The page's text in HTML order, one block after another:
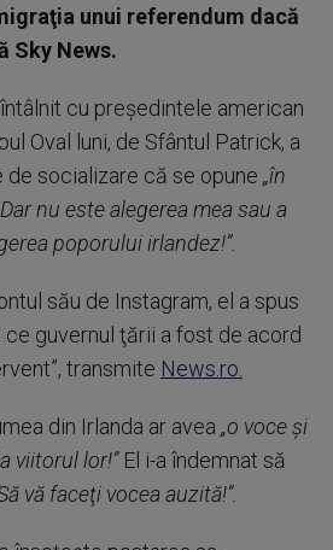
unui referendum dacă
Sky News.
cu preşedintele american
Oval luni, de Sfântul Patrick, a
socializare că se opune „în
nu este alegerea mea sau a
poporului irlandez!”.
său de Instagram, el a spus
guvernul ţării a fost de acord
transmite News.ro.
din Irlanda ar avea „o voce şi
viitorul lor!”El i-a îndemnat să
vă faceţi vocea auzită!”.